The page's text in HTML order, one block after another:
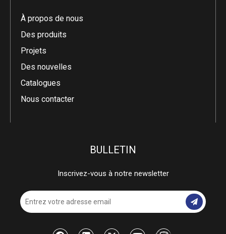
À propos de nous
Des produits
Projets
Des nouvelles
Catalogues
Nous contacter
BULLETIN
Inscrivez-vous à notre newsletter